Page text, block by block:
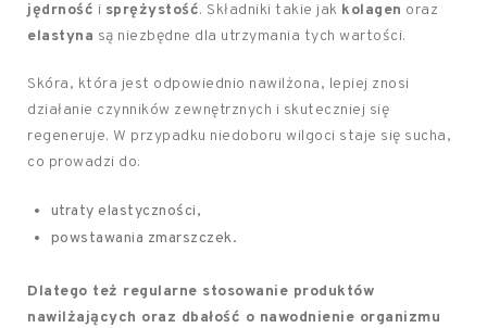
jędrność i sprężystość. Składniki takie jak kolagen oraz
elastyna są niezbędne dla utrzymania tych wartości.
Skóra, która jest odpowiednio nawilżona, lepiej znosi
działanie czynników zewnętrznych i skuteczniej się
regeneruje. W przypadku niedoboru wilgoci staje się sucha,
co prowadzi do:
utraty elastyczności,
powstawania zmarszczek.
Dlatego też regularne stosowanie produktów
nawilżających oraz dbałość o nawodnienie organizmu